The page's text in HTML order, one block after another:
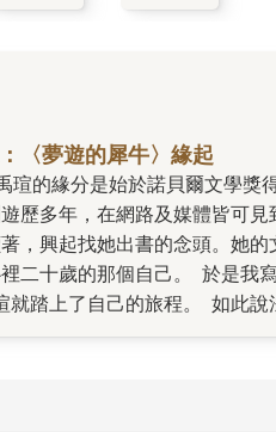
〈夢遊的犀牛〉緣起
歷多年，在網路及媒體皆可
，興起找她出書的念頭。她
二十歲的那個自己。 於是我
就踏上了自己的旅程。 如此說
有點陡的小坡道旁。早上我
打了招呼相認，進門找位置